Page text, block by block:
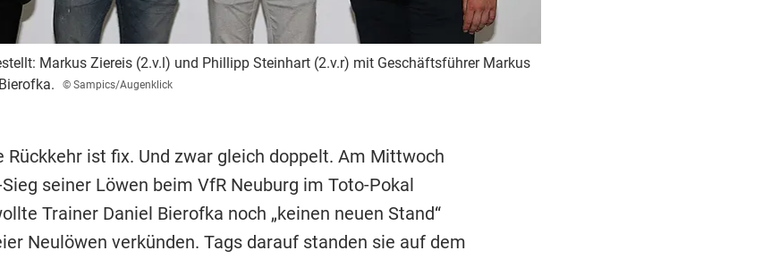
Markus Ziereis (2.v.l) und Phillipp Steinhart (2.v.r) mit Geschäftsführer Markus
© Sampics/Augenklick
Rückkehr ist fix. Und zwar gleich doppelt. Am Mittwoch
seiner Löwen beim VfR Neuburg im Toto-Pokal
Trainer Daniel Bierofka noch „keinen neuen Stand“
Neulöwen verkünden. Tags darauf standen sie auf dem